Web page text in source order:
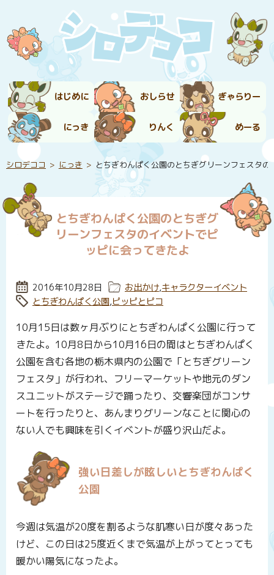
はじめに おしらせ ぎゃらりー
にっき りんく めーる
シロデココ にっき とちぎわんぱく公園のとちぎグリーンフェスタ
とちぎわんぱく公園のとちぎグ
リーンフェスタのイベントでピ
ッピに会ってきたよ
投稿日:
2016年10月28日 カテゴリー:
お出かけ,キャラクターイベント
タグ:
とちぎわんぱく公園,ピッピとピコ
10月15日は数ヶ月ぶりにとちぎわんぱく公園に行って
きたよ。10月8日から10月16日の間はとちぎわんぱく
公園を含む各地の栃木県内の公園で「とちぎグリーン
フェスタ」が行われ、フリーマーケットや地元のダン
スユニットがステージで踊ったり、交響楽団がコンサ
ートを行ったりと、あんまりグリーンなことに関心の
ない人でも興味を引くイベントが盛り沢山だよ。
強い日差しが眩しいとちぎわんぱく
公園
今週は気温が20度を割るような肌寒い日が度々あった
けど、この日は25度近くまで気温が上がってとっても
暖かい陽気になったよ。